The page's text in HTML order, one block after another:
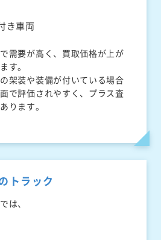
き車両
需要が高く、買取価格が上が
す。
架装や装備が付いている場合
で評価されやすく、プラス査
ります。
トラック
は、